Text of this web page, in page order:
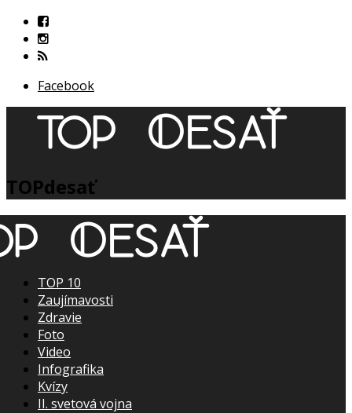
Facebook
TOPdesať
TOP 10
Zaujímavosti
Zdravie
Foto
Video
Infografika
Kvízy
II. svetová vojna